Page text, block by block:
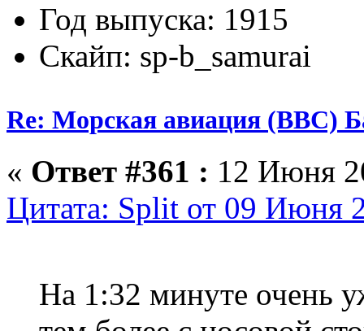
Год выпуска: 1915
Скайп: sp-b_samurai
Re: Морская авиация (ВВС)
« Ответ #361 : 12 Июня
Цитата: Split от 09 Июня
На 1:32 минуте очень